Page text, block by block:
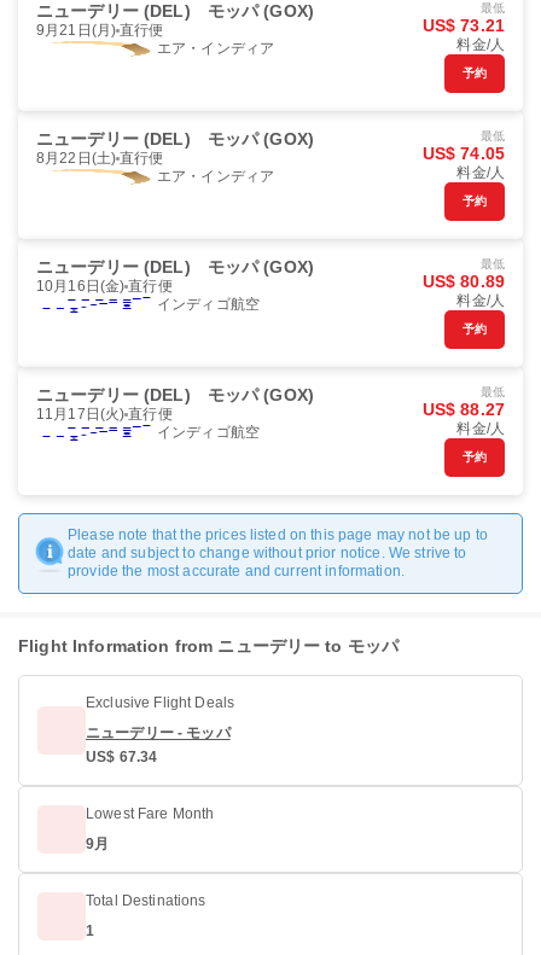
ニューデリー (DEL) モッパ (GOX)
9月21日(月) 直行便
エア・インディア
最低
US$ 73.21
料金/人
予約
ニューデリー (DEL) モッパ (GOX)
8月22日(土) 直行便
エア・インディア
最低
US$ 74.05
料金/人
予約
ニューデリー (DEL) モッパ (GOX)
10月16日(金) 直行便
インディゴ航空
最低
US$ 80.89
料金/人
予約
ニューデリー (DEL) モッパ (GOX)
11月17日(火) 直行便
インディゴ航空
最低
US$ 88.27
料金/人
予約
Please note that the prices listed on this page may not be up to
date and subject to change without prior notice. We strive to
provide the most accurate and current information.
Flight Information from ニューデリー to モッパ
Exclusive Flight Deals
ニューデリー - モッパ
US$ 67.34
Lowest Fare Month
9月
Total Destinations
1